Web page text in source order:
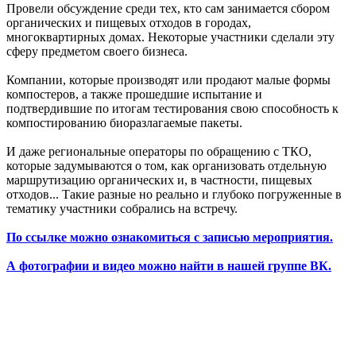
Провели обсуждение среди тех, кто сам занимается сбором
органических и пищевых отходов в городах,
многоквартирных домах. Некоторые участники сделали эту
сферу предметом своего бизнеса.
Компании, которые производят или продают малые формы
компостеров, а также прошедшие испытание и
подтвердившие по итогам тестирования свою способность к
компостированию биоразлагаемые пакеты.
И даже региональные операторы по обращению с ТКО,
которые задумываются о том, как организовать отдельную
маршрутизацию органических и, в частности, пищевых
отходов... Такие разные но реально и глубоко погруженные в
тематику участники собрались на встречу.
По ссылке можно ознакомиться с записью мероприятия.
А фотографии и видео можно найти в нашей группе ВК.